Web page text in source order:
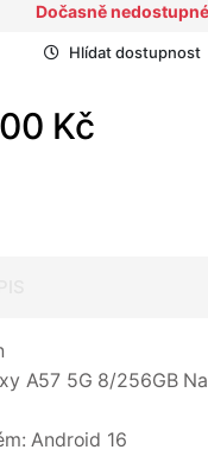
Dočasně nedostupné
Hlídat dostupnost
Kč
A57 5G 8/256GB
Android 16